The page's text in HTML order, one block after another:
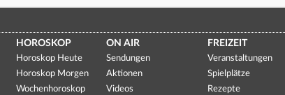
HOROSKOP
Horoskop Heute
Horoskop Morgen
Wochenhoroskop
ON AIR
Sendungen
Aktionen
Videos
FREIZEIT
Veranstaltungen
Spielplätze
Rezepte